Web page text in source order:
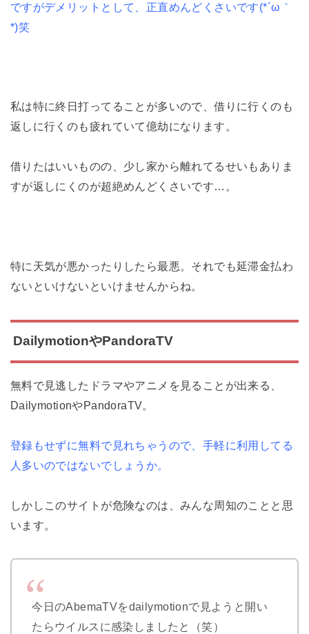
ですがデメリットとして、正直めんどくさいです(*´ω｀
*)笑
私は特に終日打ってることが多いので、借りに行くのも
返しに行くのも疲れていて億劫になります。
借りたはいいものの、少し家から離れてるせいもありま
すが返しにくのが超絶めんどくさいです…。
特に天気が悪かったりしたら最悪。それでも延滞金払わ
ないといけないといけませんからね。
DailymotionやPandoraTV
無料で見逃したドラマやアニメを見ることが出来る、
DailymotionやPandoraTV。
登録もせずに無料で見れちゃうので、手軽に利用してる
人多いのではないでしょうか。
しかしこのサイトが危険なのは、みんな周知のことと思
います。
今日のAbemaTVをdailymotionで見ようと開い
たらウイルスに感染しましたと（笑）